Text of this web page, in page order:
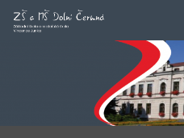
Skip to content